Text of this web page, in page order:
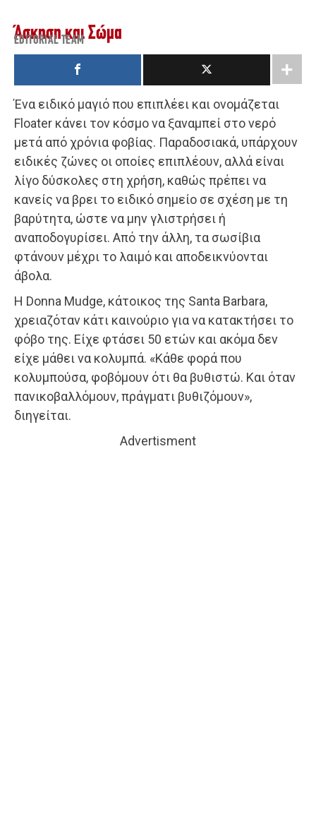
Άσκηση και Σώμα
EDITORIAL TEAM
Ένα ειδικό μαγιό που επιπλέει και ονομάζεται
Floater κάνει τον κόσμο να ξαναμπεί στο νερό
μετά από χρόνια φοβίας. Παραδοσιακά, υπάρχουν
ειδικές ζώνες οι οποίες επιπλέουν, αλλά είναι
λίγο δύσκολες στη χρήση, καθώς πρέπει να
κανείς να βρει το ειδικό σημείο σε σχέση με τη
βαρύτητα, ώστε να μην γλιστρήσει ή
αναποδογυρίσει. Από την άλλη, τα σωσίβια
φτάνουν μέχρι το λαιμό και αποδεικνύονται
άβολα.
Η Donna Mudge, κάτοικος της Santa Barbara,
χρειαζόταν κάτι καινούριο για να κατακτήσει το
φόβο της. Είχε φτάσει 50 ετών και ακόμα δεν
είχε μάθει να κολυμπά. «Κάθε φορά που
κολυμπούσα, φοβόμουν ότι θα βυθιστώ. Και όταν
πανικοβαλλόμουν, πράγματι βυθιζόμουν»,
διηγείται.
Advertisment